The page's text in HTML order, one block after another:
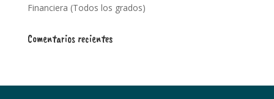
Financiera (Todos los grados)
Comentarios recientes